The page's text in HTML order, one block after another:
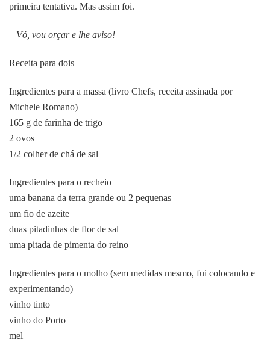
primeira tentativa. Mas assim foi.
– Vó, vou orçar e lhe aviso!
Receita para dois
Ingredientes para a massa (livro Chefs, receita assinada por
Michele Romano)
165 g de farinha de trigo
2 ovos
1/2 colher de chá de sal
Ingredientes para o recheio
uma banana da terra grande ou 2 pequenas
um fio de azeite
duas pitadinhas de flor de sal
uma pitada de pimenta do reino
Ingredientes para o molho (sem medidas mesmo, fui colocando e
experimentando)
vinho tinto
vinho do Porto
mel